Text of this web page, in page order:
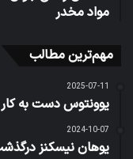
مواد مخدر
مهم‌ترین مطالب
2025-07-11
یوونتوس دست به
2024-10-07
یوهان نیسکنز